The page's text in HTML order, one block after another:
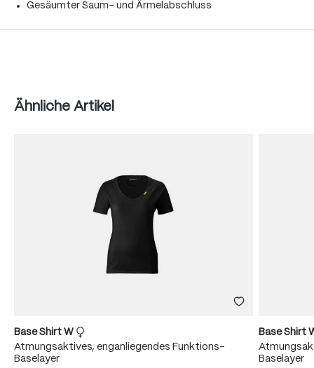
Gesäumter Saum- und Ärmelabschluss
Produktgalerie überspringen
Ähnliche Artikel
Base Shirt W
Atmungsaktives, enganliegendes Funktions-
Baselayer
Base Shirt
Baselayer